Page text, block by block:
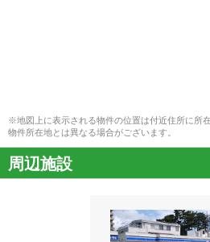
※地図上に表示される物件の位置は付近住所に所
物件所在地とは異なる場合がございます。
周辺施設